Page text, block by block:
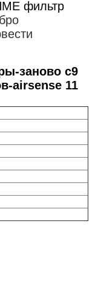
фильтр
вести
заново с9
airsense 11